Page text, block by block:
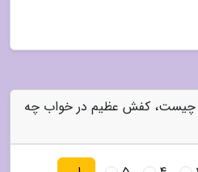
چیست، کفش عظیم در خواب چه